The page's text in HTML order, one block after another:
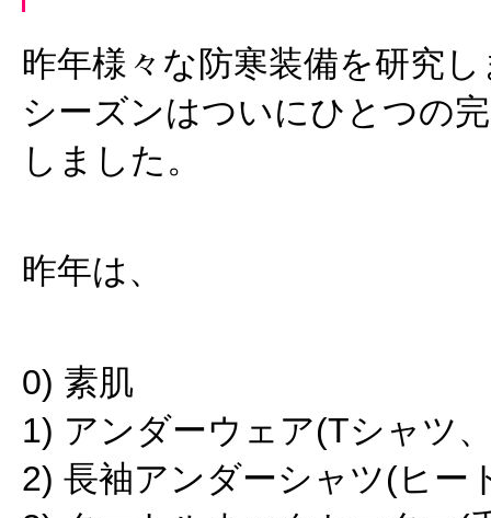
昨年様々な防寒装備を研究
シーズンはついにひとつの
しました。
昨年は、
0) 素肌
1) アンダーウェア(Tシャツ
2) 長袖アンダーシャツ(ヒー